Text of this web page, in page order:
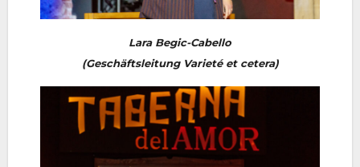
Lara Begic-Cabello
(Geschäftsleitung Varieté et cetera)